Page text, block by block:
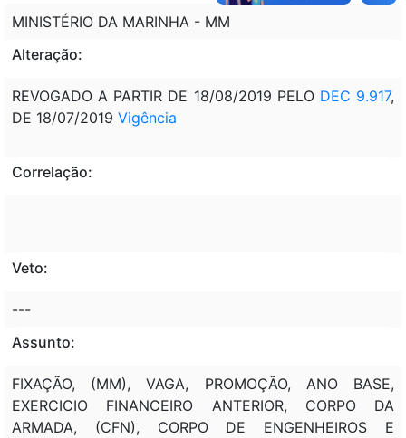
MINISTÉRIO DA MARINHA - MM
Alteração:
REVOGADO A PARTIR DE 18/08/2019 PELO DEC 9.917,
DE 18/07/2019 Vigência
Correlação:
Veto:
---
Assunto:
FIXAÇÃO, (MM), VAGA, PROMOÇÃO, ANO BASE,
EXERCICIO FINANCEIRO ANTERIOR, CORPO DA
ARMADA, (CFN), CORPO DE ENGENHEIROS E